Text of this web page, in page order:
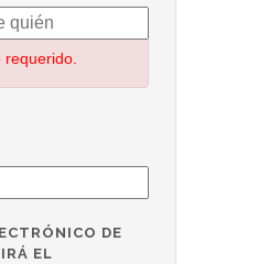
requerido.
DE
EL